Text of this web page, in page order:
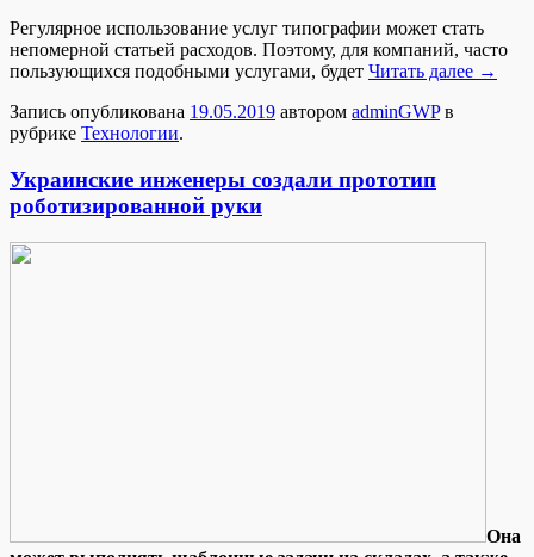
Регулярное использование услуг типографии может стать
непомерной статьей расходов. Поэтому, для компаний, часто
пользующихся подобными услугами, будет Читать далее →
Запись опубликована 19.05.2019 автором adminGWPв
рубрике Технологии.
Украинские инженеры создали прототип
роботизированной руки
Oнa